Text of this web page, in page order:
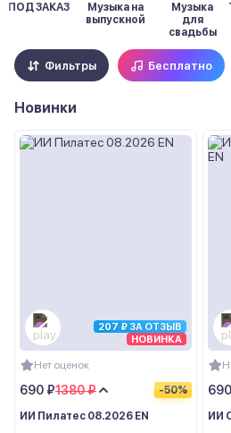
ПОД ЗАКАЗ
Музыка на
выпускной
Музыка
для
свадьбы
Фильтры Бесплатно
Новинки
207 ₽ ЗА ОТЗЫВ
НОВИНКА
Нет оценок
1380 ₽
690 ₽ -50%
ИИ Пилатес 08.2026 EN ИИ